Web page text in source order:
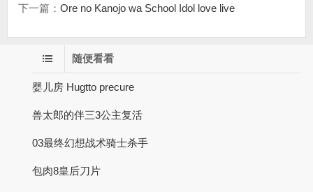
下一篇： Ore no Kanojo wa School Idol love live
随便看看
婴儿房 Hugtto precure
兽太郎的伴三3公主复活
03最终幻想战术骑士杀手
包肉8皇后刀片